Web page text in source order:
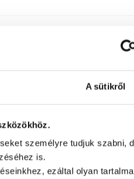
A sütikről
személyre tudjuk szabni,
is.
ezáltal olyan